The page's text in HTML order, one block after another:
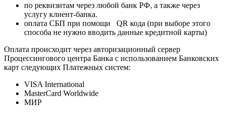
по реквизитам через любой банк РФ, а также через
услугу клиент-банка.
оплата СБП при помощи QR кода (при выборе этого
способа не нужно вводить данные кредитной карты)
Оплата происходит через авторизационный сервер
Процессингового центра Банка с использованием Банковских
карт следующих Платежных систем:
VISA International
MasterCard Worldwide
МИР